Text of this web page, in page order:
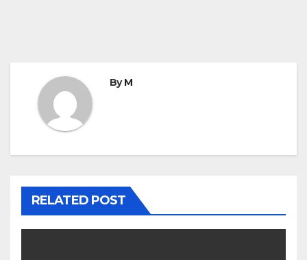
ByM
RELATED POST